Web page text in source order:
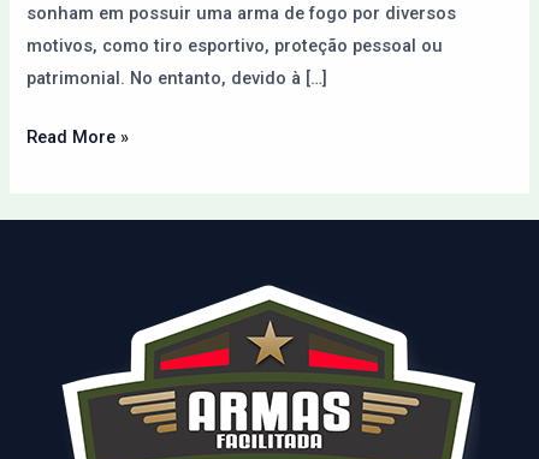
sonham em possuir uma arma de fogo por diversos
motivos, como tiro esportivo, proteção pessoal ou
patrimonial. No entanto, devido à […]
Read More »